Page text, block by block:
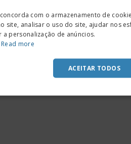
com o armazenamento de
site, analisar o uso do site, ajudar nos
a personalização de anúncios.
Read more
ACEITAR TODOS